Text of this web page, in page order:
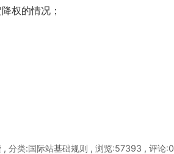
权的情况；
, 分类:国际站基础规则 , 浏览:57393 , 评论:0